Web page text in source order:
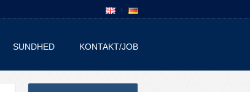
SUNDHED KONTAKT/JOB